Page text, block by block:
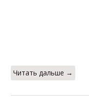
Читать дальше →